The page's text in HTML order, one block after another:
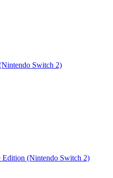
Switch 2)
(Nintendo Switch 2)